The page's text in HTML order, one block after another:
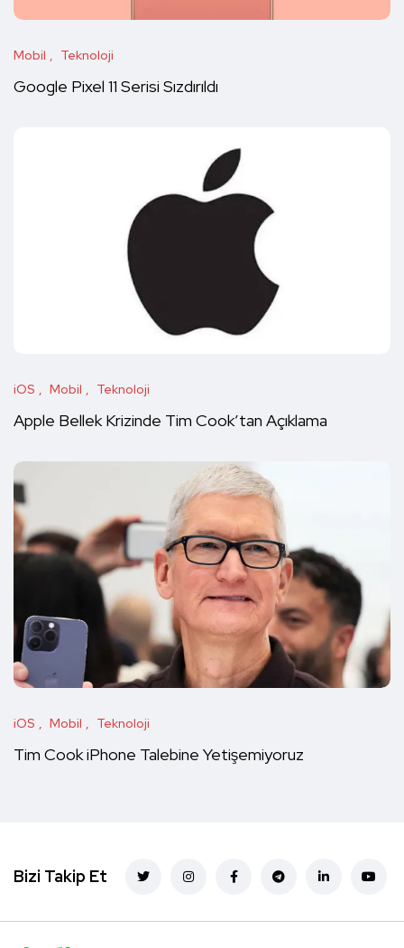
Mobil Teknoloji
Google Pixel 11 Serisi Sızdırıldı
iOS Mobil Teknoloji
Apple Bellek Krizinde Tim Cook’tan Açıklama
iOS Mobil Teknoloji
Tim Cook iPhone Talebine Yetişemiyoruz
Bizi Takip Et